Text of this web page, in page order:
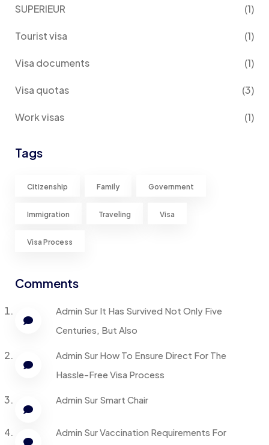
SUPERIEUR (1)
Tourist visa (1)
Visa documents (1)
Visa quotas (3)
Work visas (1)
Tags
Citizenship Family Government
Immigration Traveling Visa
Visa Process
Comments
Admin Sur It Has Survived Not Only Five
Centuries, But Also
Admin Sur How To Ensure Direct For The
Hassle-Free Visa Process
Admin Sur Smart Chair
Admin SurVaccination Requirements For